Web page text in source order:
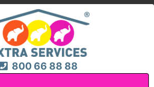
800 66 88 88